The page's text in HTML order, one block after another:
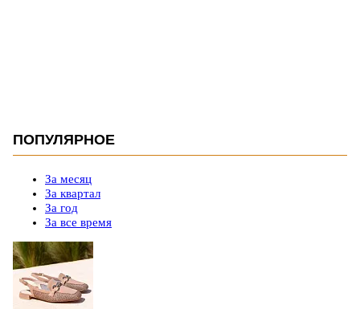
ПОПУЛЯРНОЕ
За месяц
За квартал
За год
За все время